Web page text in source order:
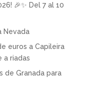
🎉✨ Del 7 al 10
Nevada
euros a Capileira
a riadas
de Granada para